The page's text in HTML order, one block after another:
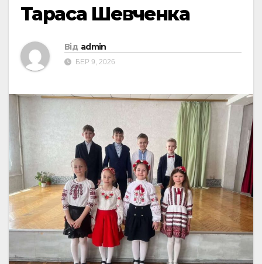
Тараса Шевченка
Від admin
БЕР 9, 2026